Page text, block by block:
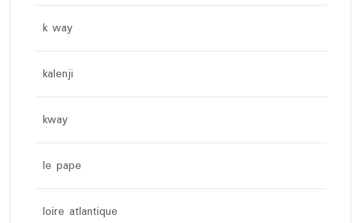
k way
kalenji
kway
le pape
loire atlantique